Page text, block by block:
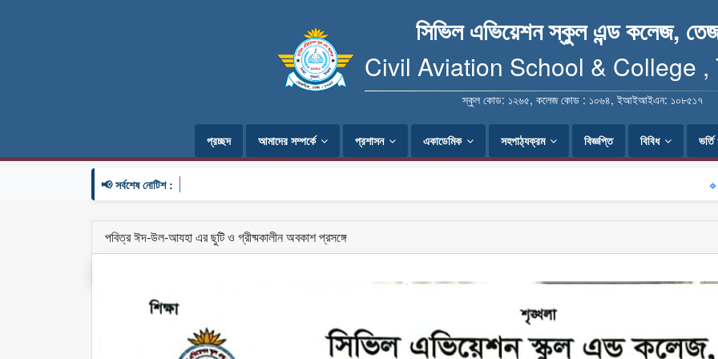
সিভিল এভিয়েশন স্কুল এন্ড কলেজ,
Civil Aviation School & College ,
স্কুল কোড: ১২৬৫, কলেজ কোড : ১০৬৪, ইআইআইএন: ১০৮৫১৭
প্রচ্ছদ আমাদের সম্পর্কে প্রশাসন একাডেমিক সহপাঠ্যক্রম বিজ্ঞপ্তি বিবিধ
📢 সর্বশেষ নোটিশ : 🔹
পবিত্র ঈদ-উল-আযহা এর ছুটি ও গ্রীষ্মকালীন অবকাশ প্রসঙ্গে